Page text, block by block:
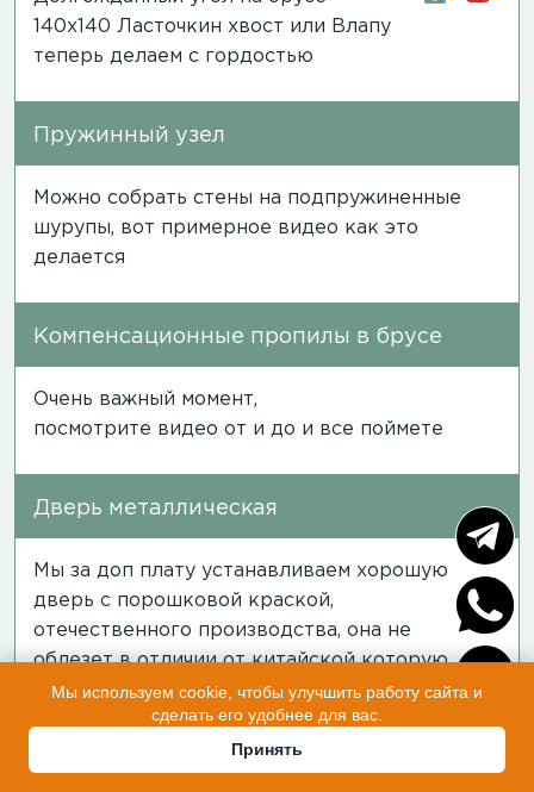
140х140 Ласточкин хвост или Влапу
теперь делаем с гордостью
Пружинный узел
Можно собрать стены на подпружиненные
шурупы, вот примерное видео как это
делается
Компенсационные пропилы в брусе
Очень важный момент,
посмотрите видео от и до и все поймете
Дверь металлическая
Мы за доп плату устанавливаем хорошую
дверь с порошковой краской,
отечественного производства, она не
облезет в отличии от китайской которую
вам ставят бесплатно и ее нужно будет
Мы используем cookie, чтобы улучшить работу сайта и
сделать его удобнее для вас.
Принять